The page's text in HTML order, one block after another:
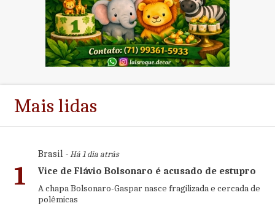
Mais lidas
1
Brasil- Há 1 dia atrás
Vice de Flávio Bolsonaro é acusado de estupro
A chapa Bolsonaro-Gaspar nasce fragilizada e cercada de
polêmicas